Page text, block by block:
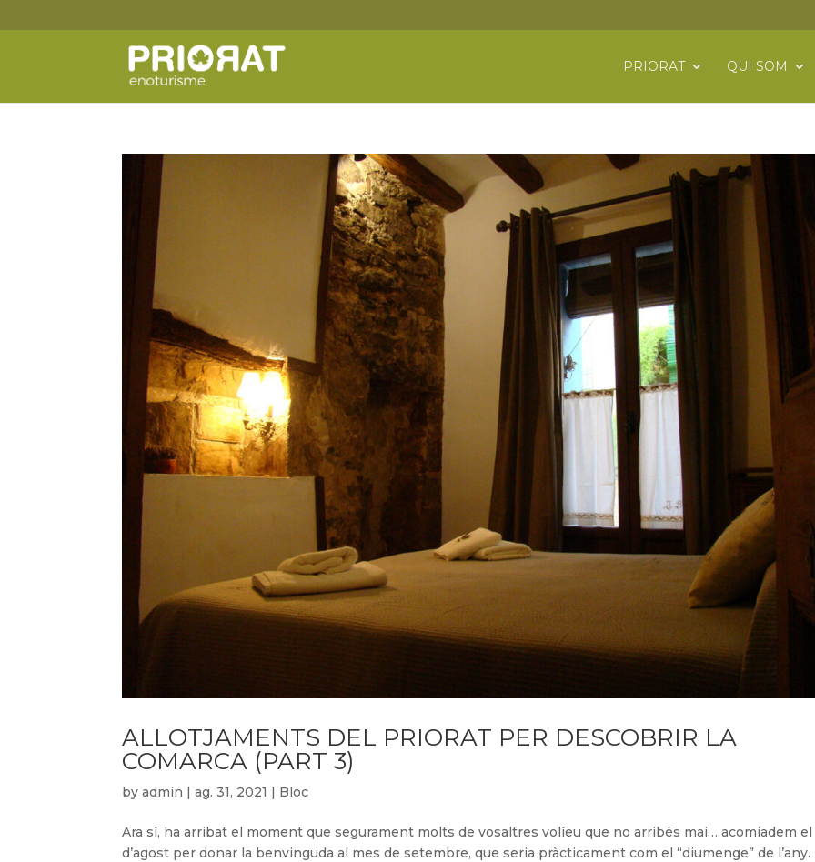
PRIORAT QUI SOM
ALLOTJAMENTS DEL PRIORAT PER DESCOBRIR LA
COMARCA (PART 3)
byadmin |ag. 31, 2021 | Bloc
Ara sí, ha arribat el moment que segurament molts de vosaltres volíeu que no arribés mai… acomiadem
d’agost per donar la benvinguda al mes de setembre, que seria pràcticament com el “diumenge” de l’any.